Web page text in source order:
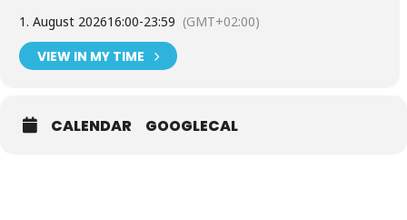
1. August 202616:00-23:59 (GMT+02:00)
VIEW IN MY TIME
CALENDAR GOOGLECAL